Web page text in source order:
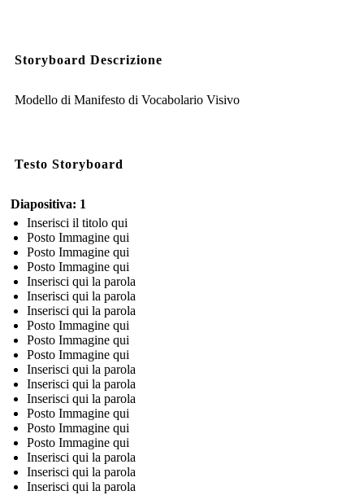
Storyboard Descrizione
Modello di Manifesto di Vocabolario Visivo
Testo Storyboard
Diapositiva: 1
Inserisci il titolo qui
Posto Immagine qui
Posto Immagine qui
Posto Immagine qui
Inserisci qui la parola
Inserisci qui la parola
Inserisci qui la parola
Posto Immagine qui
Posto Immagine qui
Posto Immagine qui
Inserisci qui la parola
Inserisci qui la parola
Inserisci qui la parola
Posto Immagine qui
Posto Immagine qui
Posto Immagine qui
Inserisci qui la parola
Inserisci qui la parola
Inserisci qui la parola